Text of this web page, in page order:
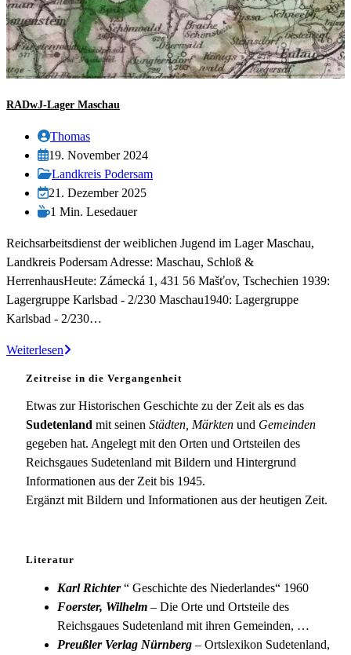
RADwJ-Lager Maschau
Beitrags-
Autor:
Thomas
Beitrag
veröffentlicht:
19. November 2024
Beitrags-
Kategorie:
Landkreis Podersam
Beitrag
zuletzt
am:
21. Dezember 2025
Lesedauer:
1 Min. Lesedauer
Reichsarbeitsdienst der weiblichen Jugend im Lager Maschau,
Landkreis Podersam Adresse: Maschau, Schloß &
HerrenhausHeute: Zámecká 1, 431 56 Mašťov, Tschechien 1939:
Lagergruppe Karlsbad - 2/230 Maschau1940: Lagergruppe
Karlsbad - 2/230…
WeiterlesenRADwJ-
Zeitreise in die Vergangenheit
Etwas zur Historischen Geschichte zu der Zeit als es das
Sudetenland mit seinen Städten, Märkten und Gemeinden
gegeben hat. Angelegt mit den Orten und Ortsteilen des
Reichsgaues Sudetenland mit Bildern und Hintergrund
Informationen aus der Zeit bis 1945.
Ergänzt mit Bildern und Informationen aus der heutigen Zeit.
Literatur
Karl Richter“ Geschichte des Niederlandes“ 1960
Foerster, Wilhelm – Die Orte und Ortsteile des
Reichsgaues Sudetenland mit ihren Gemeinden, …
Preußler Verlag Nürnberg – Ortslexikon Sudetenland,